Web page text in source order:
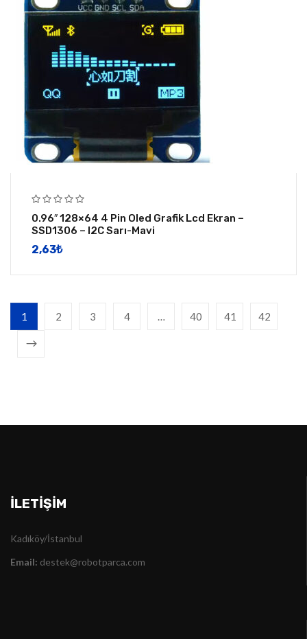
0.96″ 128×64 4 Pin Oled Grafik Lcd Ekran –
SSD1306 – I2C Sarı-Mavi
2,63​₺
1 2 3 4 40 41 42
İLETIŞIM
Kadıköy/İstanbul
Email: destek@robotparca.com